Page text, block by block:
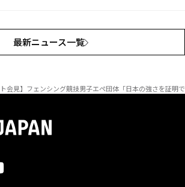
最新ニュース一覧
ト会見】フェンシング競技男子エペ団体「日本の強さを証明